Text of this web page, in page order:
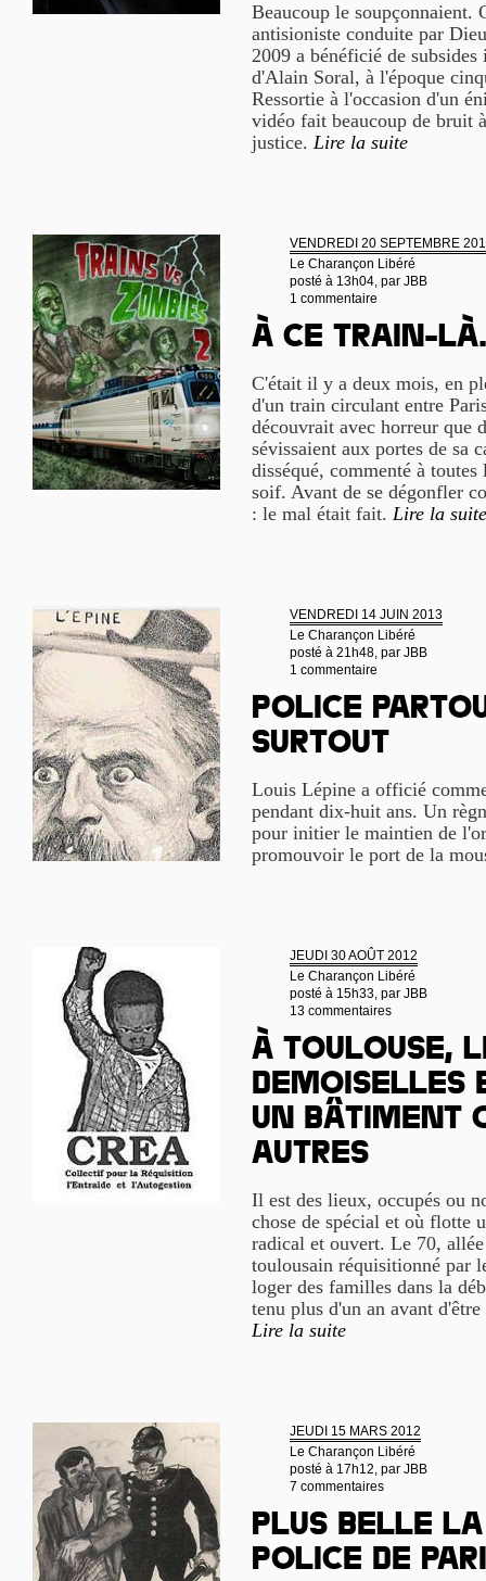
Beaucoup le soupçonnaient.
antisioniste conduite par
2009 a bénéficié de
d'Alain Soral, à l'époque
Ressortie à l'occasion d'un
vidéo fait beaucoup de bruit
justice. Lire la suite
VENDREDI 20 SEPTEMBRE
Le Charançon Libéré
posté à 13h04, par JBB
1 commentaire
À ce train-
C'était il y a deux mois, en
d'un train circulant entre
découvrait avec horreur que
sévissaient aux portes de sa
disséqué, commenté à
soif. Avant de se dégonfler
: le mal était fait. Lire la suite
VENDREDI 14 JUIN 2013
Le Charançon Libéré
posté à 21h48, par JBB
1 commentaire
Police
surtout
Louis Lépine a officié
pendant dix-huit ans. Un
pour initier le maintien de
promouvoir le port de la
JEUDI 30 AOÛT 2012
Le Charançon Libéré
posté à 15h33, par JBB
13 commentaires
À Toulouse,
Demoiselles
un bâtiment
autres
Il est des lieux, occupés ou
chose de spécial et où flotte
radical et ouvert. Le 70,
toulousain réquisitionné par
loger des familles dans la
tenu plus d'un an avant
Lire la suite
JEUDI 15 MARS 2012
Le Charançon Libéré
posté à 17h12, par JBB
7 commentaires
Plus belle
police de